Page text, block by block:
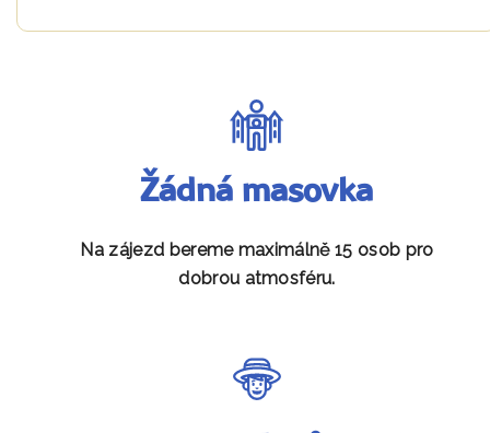
Žádná masovka
Na zájezd bereme maximálně 15 osob pro
dobrou atmosféru.